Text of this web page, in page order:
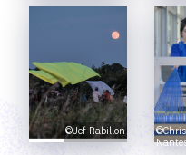
©Jef Rabillon